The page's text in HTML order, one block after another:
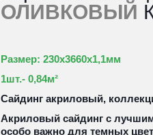
ОЛИВКОВЫЙ
Размер: 230х3660х1,1мм
1шт.- 0,84м²
Сайдинг акриловый,
Акриловый сайдинг с
особо важно для темных